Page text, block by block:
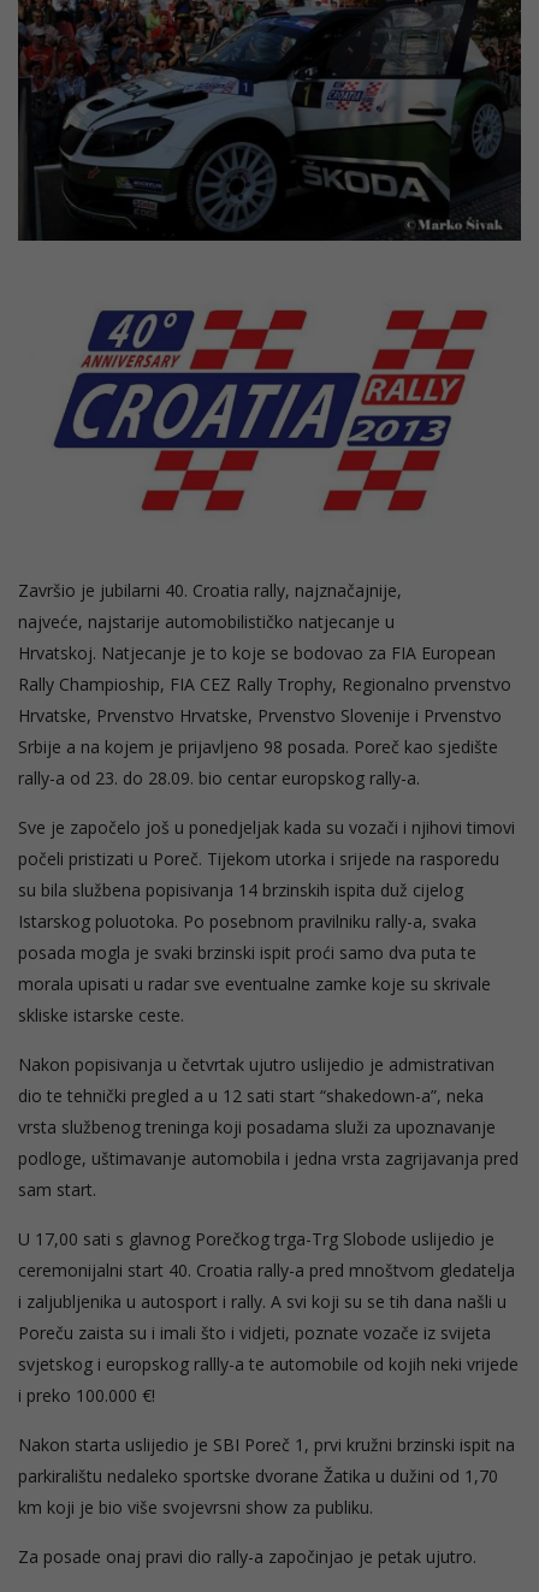
Završio je jubilarni 40. Croatia rally, najznačajnije,
najveće, najstarije automobilističko natjecanje u
Hrvatskoj. Natjecanje je to koje se bodovao za FIA European
Rally Champioship, FIA CEZ Rally Trophy, Regionalno prvenstvo
Hrvatske, Prvenstvo Hrvatske, Prvenstvo Slovenije i Prvenstvo
Srbije a na kojem je prijavljeno 98 posada. Poreč kao sjedište
rally-a od 23. do 28.09. bio centar europskog rally-a.
Sve je započelo još u ponedjeljak kada su vozači i njihovi timovi
počeli pristizati u Poreč. Tijekom utorka i srijede na rasporedu
su bila službena popisivanja 14 brzinskih ispita duž cijelog
Istarskog poluotoka. Po posebnom pravilniku rally-a, svaka
posada mogla je svaki brzinski ispit proći samo dva puta te
morala upisati u radar sve eventualne zamke koje su skrivale
skliske istarske ceste.
Nakon popisivanja u četvrtak ujutro uslijedio je admistrativan
dio te tehnički pregled a u 12 sati start “shakedown-a”, neka
vrsta službenog treninga koji posadama služi za upoznavanje
podloge, uštimavanje automobila i jedna vrsta zagrijavanja pred
sam start.
U 17,00 sati s glavnog Porečkog trga-Trg Slobode uslijedio je
ceremonijalni start 40. Croatia rally-a pred mnoštvom gledatelja
i zaljubljenika u autosport i rally. A svi koji su se tih dana našli u
Poreču zaista su i imali što i vidjeti, poznate vozače iz svijeta
svjetskog i europskog rallly-a te automobile od kojih neki vrijede
i preko 100.000 €!
Nakon starta uslijedio je SBI Poreč 1, prvi kružni brzinski ispit na
parkiralištu nedaleko sportske dvorane Žatika u dužini od 1,70
km koji je bio više svojevrsni show za publiku.
Za posade onaj pravi dio rally-a započinjao je petak ujutro.